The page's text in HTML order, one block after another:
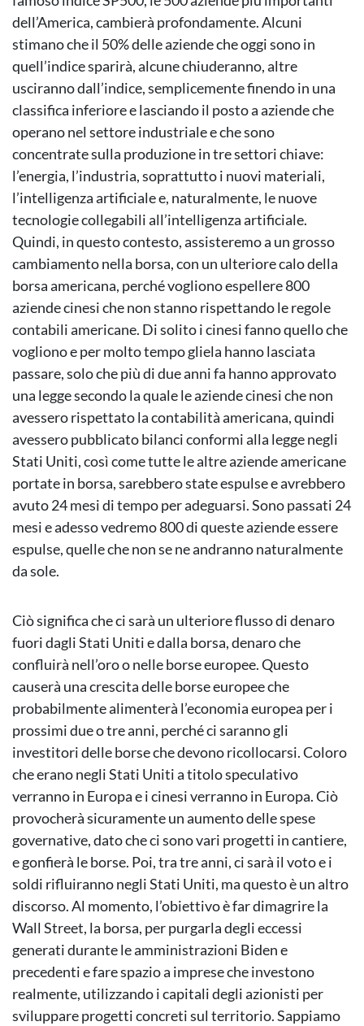
dell’America, cambierà profondamente. Alcuni
stimano che il 50% delle aziende che oggi sono in
quell’indice sparirà, alcune chiuderanno, altre
usciranno dall’indice, semplicemente finendo in una
classifica inferiore e lasciando il posto a aziende che
operano nel settore industriale e che sono
concentrate sulla produzione in tre settori chiave:
l’energia, l’industria, soprattutto i nuovi materiali,
l’intelligenza artificiale e, naturalmente, le nuove
tecnologie collegabili all’intelligenza artificiale.
Quindi, in questo contesto, assisteremo a un grosso
cambiamento nella borsa, con un ulteriore calo della
borsa americana, perché vogliono espellere 800
aziende cinesi che non stanno rispettando le regole
contabili americane. Di solito i cinesi fanno quello che
vogliono e per molto tempo gliela hanno lasciata
passare, solo che più di due anni fa hanno approvato
una legge secondo la quale le aziende cinesi che non
avessero rispettato la contabilità americana, quindi
avessero pubblicato bilanci conformi alla legge negli
Stati Uniti, così come tutte le altre aziende americane
portate in borsa, sarebbero state espulse e avrebbero
avuto 24 mesi di tempo per adeguarsi. Sono passati 24
mesi e adesso vedremo 800 di queste aziende essere
espulse, quelle che non se ne andranno naturalmente
da sole.
Ciò significa che ci sarà un ulteriore flusso di denaro
fuori dagli Stati Uniti e dalla borsa, denaro che
confluirà nell’oro o nelle borse europee. Questo
causerà una crescita delle borse europee che
probabilmente alimenterà l’economia europea per i
prossimi due o tre anni, perché ci saranno gli
investitori delle borse che devono ricollocarsi. Coloro
che erano negli Stati Uniti a titolo speculativo
verranno in Europa e i cinesi verranno in Europa. Ciò
provocherà sicuramente un aumento delle spese
governative, dato che ci sono vari progetti in cantiere,
e gonfierà le borse. Poi, tra tre anni, ci sarà il voto e i
soldi rifluiranno negli Stati Uniti, ma questo è un altro
discorso. Al momento, l’obiettivo è far dimagrire la
Wall Street, la borsa, per purgarla degli eccessi
generati durante le amministrazioni Biden e
precedenti e fare spazio a imprese che investono
realmente, utilizzando i capitali degli azionisti per
sviluppare progetti concreti sul territorio. Sappiamo